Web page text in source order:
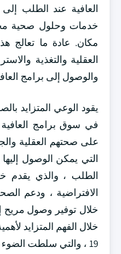
العافية عند الطلب
خدمات وحلول صحية
مكان. عادة ما تعالج
العقلية والتغذية
والوصول إلى برامج
يقود الوعي المتزايد
في سوق برامج
على صحتهم العقلية
التي يمكن الوصول
الطلب ، والذي يقدم
الافتراضية ، ودعم
خلال توفير وصول مريح
19 ، والتي سلطت الضوء على الحاجة إلى الرعاية الصحية الوقائية.